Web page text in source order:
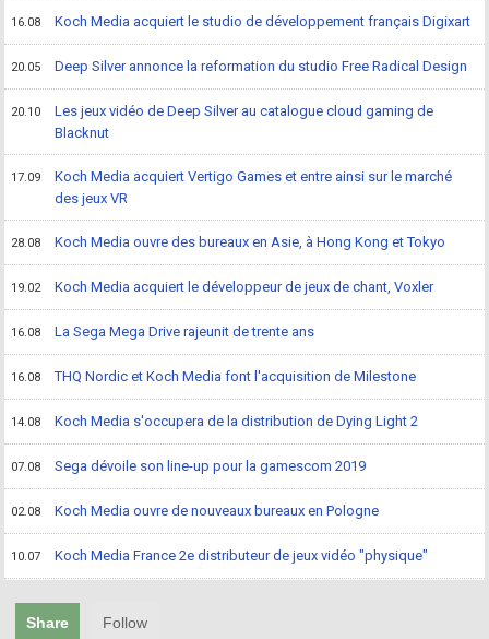
16.08 Koch Media acquiert le studio de développement français Digixart
20.05 Deep Silver annonce la reformation du studio Free Radical Design
20.10
Les jeux vidéo de Deep Silver au catalogue cloud gaming de
Blacknut
17.09
Koch Media acquiert Vertigo Games et entre ainsi sur le marché
des jeux VR
28.08 Koch Media ouvre des bureaux en Asie, à Hong Kong et Tokyo
19.02 Koch Media acquiert le développeur de jeux de chant, Voxler
16.08 La Sega Mega Drive rajeunit de trente ans
16.08 THQ Nordic et Koch Media font l'acquisition de Milestone
14.08 Koch Media s'occupera de la distribution de Dying Light 2
07.08 Sega dévoile son line-up pour la gamescom 2019
02.08 Koch Media ouvre de nouveaux bureaux en Pologne
10.07 Koch Media France 2e distributeur de jeux vidéo "physique"
Share Follow